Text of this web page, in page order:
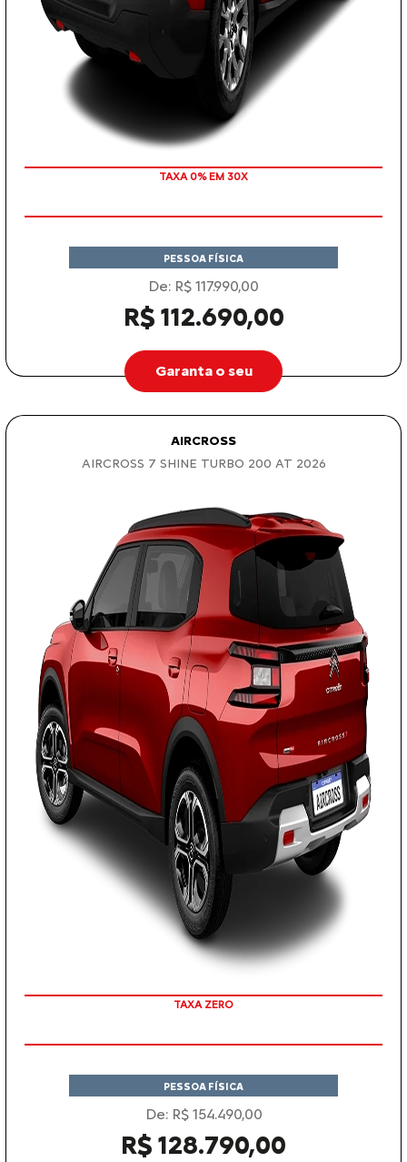
TAXA 0% EM 30X
PESSOA FÍSICA
De: R$ 117.990,00
R$ 112.690,00
Garanta o seu
AIRCROSS
AIRCROSS 7 SHINE TURBO 200 AT 2026
COM SEU USADO NA TROCA
PESSOA FÍSICA
De: R$ 154.490,00
R$ 128.790,00